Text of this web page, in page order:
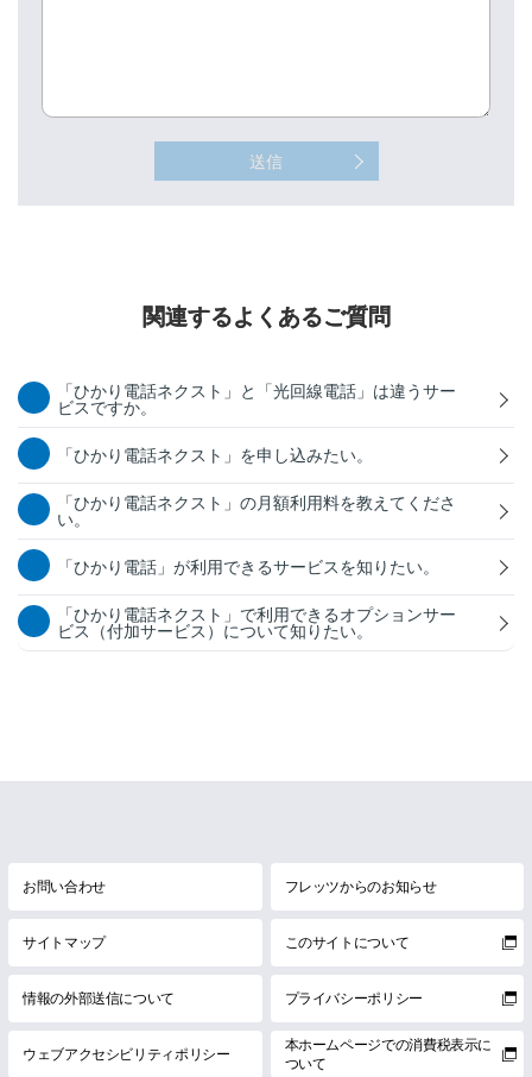
送信
関連するよくあるご質問
「ひかり電話ネクスト」と「光回線電話」は違うサー
ビスですか。
「ひかり電話ネクスト」を申し込みたい。
「ひかり電話ネクスト」の月額利用料を教えてくださ
い。
「ひかり電話」が利用できるサービスを知りたい。
「ひかり電話ネクスト」で利用できるオプションサー
ビス（付加サービス）について知りたい。
お問い合わせ フレッツからのお知らせ
サイトマップ このサイトについて
情報の外部送信について プライバシーポリシー
ウェブアクセシビリティポリシー
本ホームページでの消費税表示に
ついて